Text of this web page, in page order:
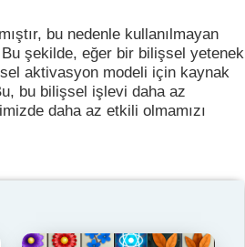
bu nedenle kullanılmayan
Bu şekilde, eğer bir bilişsel yetenek
aktivasyon modeli için kaynak
bu bilişsel işlevi daha az
daha az etkili olmamızı